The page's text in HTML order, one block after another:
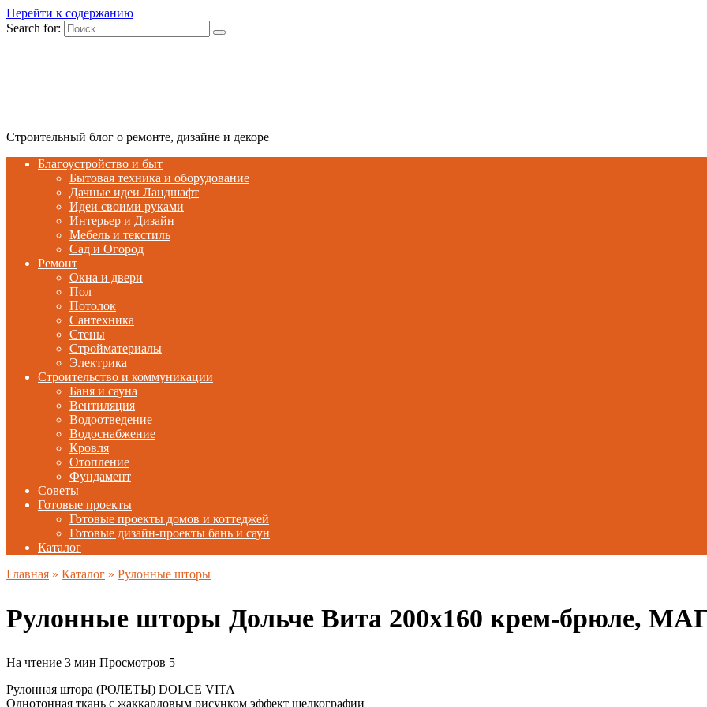
Перейти к содержанию
Search for:
Строительный блог о ремонте, дизайне и декоре
Благоустройство и быт
Бытовая техника и оборудование
Дачные идеи Ландшафт
Идеи своими руками
Интерьер и Дизайн
Мебель и текстиль
Сад и Огород
Ремонт
Окна и двери
Пол
Потолок
Сантехника
Стены
Стройматериалы
Электрика
Строительство и коммуникации
Баня и сауна
Вентиляция
Водоотведение
Водоснабжение
Кровля
Отопление
Фундамент
Советы
Готовые проекты
Готовые проекты домов и коттеджей
Готовые дизайн-проекты бань и саун
Каталог
Главная » Каталог » Рулонные шторы
Рулонные шторы Дольче Вита 200х160 крем-брюле,
На чтение 3 мин Просмотров 5
Рулонная штора (РОЛЕТЫ) DOLCE VITA
Однотонная ткань с жаккардовым рисунком эффект шелкографии